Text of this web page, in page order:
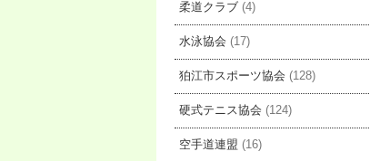
柔道クラブ (4)
水泳協会 (17)
狛江市スポーツ協会 (128)
硬式テニス協会 (124)
空手道連盟 (16)